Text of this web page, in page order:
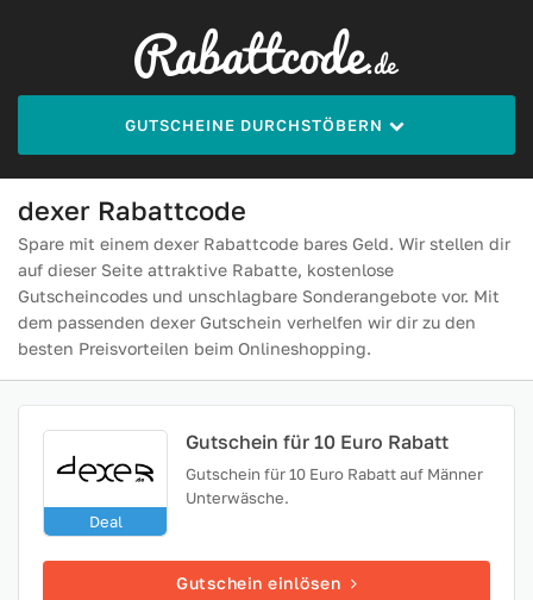
GUTSCHEINE DURCHSTÖBERN
dexer Rabattcode
Spare mit einem dexer Rabattcode bares Geld. Wir stellen dir
auf dieser Seite attraktive Rabatte, kostenlose
Gutscheincodes und unschlagbare Sonderangebote vor. Mit
dem passenden dexer Gutschein verhelfen wir dir zu den
besten Preisvorteilen beim Onlineshopping.
Deal
Gutschein für 10 Euro Rabatt
Gutschein für 10 Euro Rabatt auf Männer
Unterwäsche.
Gutschein einlösen